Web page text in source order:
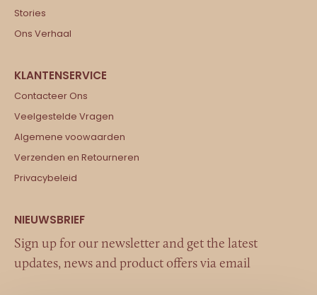
Stories
Ons Verhaal
Contacteer Ons
Veelgestelde Vragen
Algemene voowaarden
Verzenden en Retourneren
Privacybeleid
Sign up for our newsletter and get the latest
updates, news and product offers via email